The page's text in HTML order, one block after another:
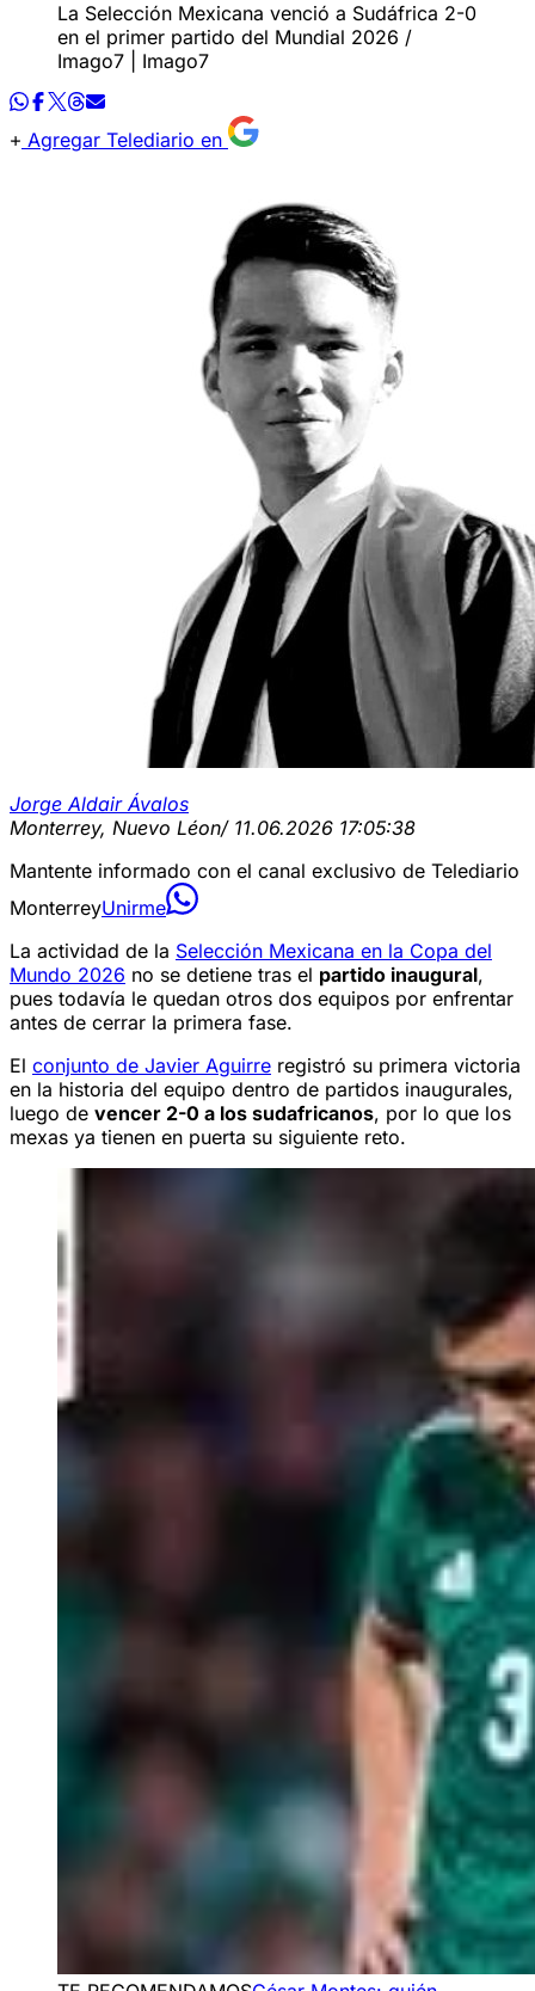
La Selección Mexicana venció a Sudáfrica 2-0
en el primer partido del Mundial 2026 /
Imago7 | Imago7
Agregar Telediario en
Jorge Aldair Ávalos
Monterrey, Nuevo Léon/ 11.06.2026 17:05:38
Mantente informado con el canal exclusivo de Telediario
MonterreyUnirme
La actividad de la Selección Mexicana en la Copa del
Mundo 2026 no se detiene tras el partido inaugural,
pues todavía le quedan otros dos equipos por enfrentar
antes de cerrar la primera fase.
El conjunto de Javier Aguirre registró su primera victoria
en la historia del equipo dentro de partidos inaugurales,
luego de vencer 2-0 a los sudafricanos, por lo que los
mexas ya tienen en puerta su siguiente reto.